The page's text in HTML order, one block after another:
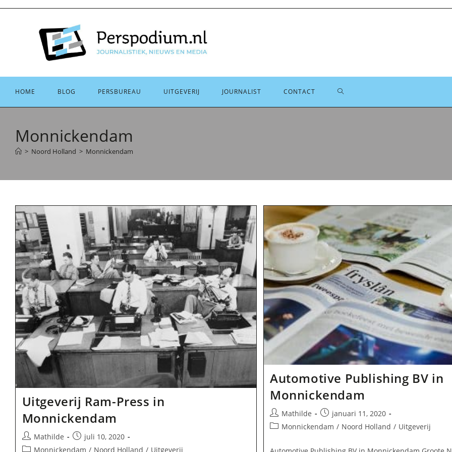
Ga
HOME BLOG PERSBUREAU UITGEVERIJ JOURNALIST CONTACT TOGGLE
Monnickendam
> Noord Holland > Monnickendam
Uitgeverij Ram-Press in
Monnickendam
Bericht
auteur:
Mathilde
Bericht
gepubliceerd
juli 10, 2020
Berichtcategorie:
Monnickendam / Noord Holland / Uitgeverij
Automotive Publishing BV in
Monnickendam
Bericht
auteur:
Mathilde
Bericht
gepubliceerd
januari 11, 2020
Berichtcategorie:
Monnickendam / Noord Holland / Uitgeverij